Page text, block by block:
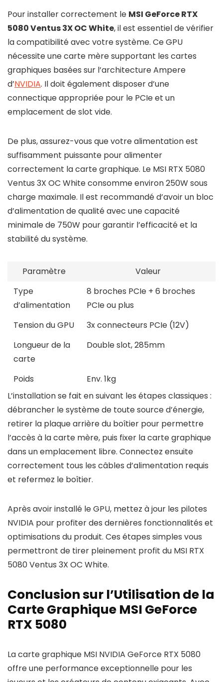
Pour installer correctement le MSI GeForce RTX
5080 Ventus 3X OC White, il est essentiel de vérifier
la compatibilité avec votre système. Ce GPU
nécessite une carte mère supportant les cartes
graphiques basées sur l’architecture Ampere
d’NVIDIA. Il doit également disposer d’une
connectique appropriée pour le PCIe et un
emplacement de slot vide.
De plus, assurez-vous que votre alimentation est
suffisamment puissante pour alimenter
correctement la carte graphique. Le MSI RTX 5080
Ventus 3X OC White consomme environ 250W sous
charge maximale. Il est recommandé d’avoir un bloc
d’alimentation de qualité avec une capacité
minimale de 750W pour garantir l’efficacité et la
stabilité du système.
Paramètre
Valeur
Type
d’alimentation
8 broches PCIe + 6 broches
PCIe ou plus
Tension du GPU
3x connecteurs PCIe (12V)
Longueur de la
carte
Double slot, 285mm
Poids
Env. 1kg
L’installation se fait en suivant les étapes classiques :
débrancher le système de toute source d’énergie,
retirer la plaque arrière du boîtier pour permettre
l’accès à la carte mère, puis fixer la carte graphique
dans un emplacement libre. Connectez ensuite
correctement tous les câbles d’alimentation requis
et refermez le boîtier.
Après avoir installé le GPU, mettez à jour les pilotes
NVIDIA pour profiter des dernières fonctionnalités et
optimisations du produit. Ces étapes simples vous
permettront de tirer pleinement profit du MSI RTX
5080 Ventus 3X OC White.
Conclusion sur l’Utilisation de la
Carte Graphique MSI GeForce
RTX 5080
La carte graphique MSI NVIDIA GeForce RTX 5080
offre une performance exceptionnelle pour les